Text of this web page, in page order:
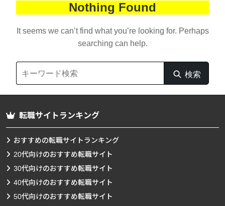
Nothing Found
It seems we can’t find what you’re looking for. Perhaps
searching can help.
for:
検索
検
索
転職サイトランキング
おすすめの転職サイトランキング
20代向けのおすすめ転職サイト
30代向けのおすすめ転職サイト
40代向けのおすすめ転職サイト
50代向けのおすすめ転職サイト